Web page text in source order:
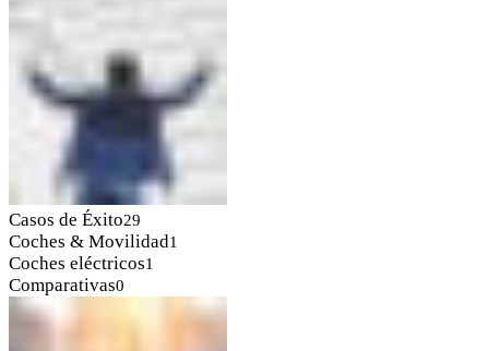
Casos de Éxito29
Coches & Movilidad1
Coches eléctricos1
Comparativas0